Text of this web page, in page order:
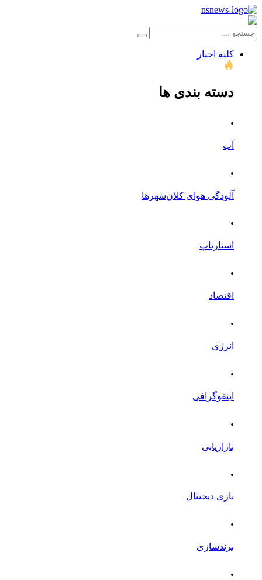
کلیه اخبار
دسته بندی ها
.
آب
.
آلودگی هوای کلان‌شهرها
.
استارتاپ
.
اقتصاد
.
انرژی
.
اینفوگرافی
.
بازاریابی
.
بازی دیجیتال
.
برندسازی
.